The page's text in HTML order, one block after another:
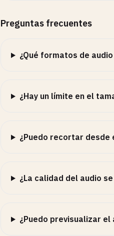
Preguntas frecuentes
¿Qué formatos de
¿Hay un límite en el
¿Puedo recortar desde
¿La calidad del audio
¿Puedo previsualizar